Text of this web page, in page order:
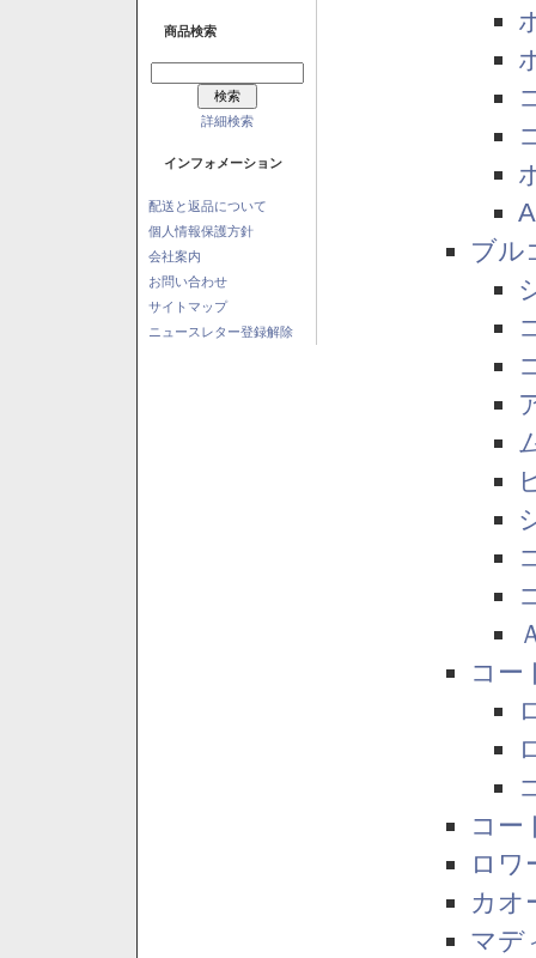
商品検索
詳細検索
インフォメーション
配送と返品について
個人情報保護方針
会社案内
お問い合わせ
サイトマップ
ニュースレター登録解除
ブル
コー
コー
ロワ
カオ
マデ